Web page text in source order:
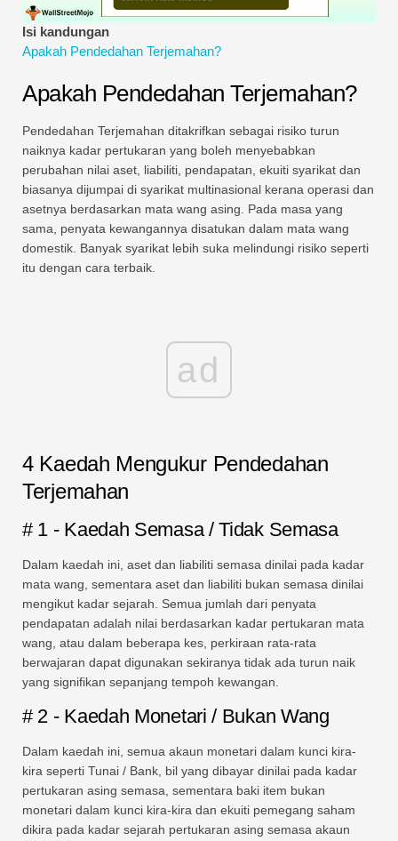
Tutorial Pemodelan Kewangan
Bentuk penuh
Tutorial Pengurusan Risiko
Isi kandungan
Apakah Pendedahan Terjemahan?
Apakah Pendedahan Terjemahan?
Pendedahan Terjemahan ditakrifkan sebagai risiko turun
naiknya kadar pertukaran yang boleh menyebabkan
perubahan nilai aset, liabiliti, pendapatan, ekuiti syarikat dan
biasanya dijumpai di syarikat multinasional kerana operasi dan
asetnya berdasarkan mata wang asing. Pada masa yang
sama, penyata kewangannya disatukan dalam mata wang
domestik. Banyak syarikat lebih suka melindungi risiko seperti
itu dengan cara terbaik.
ad
4 Kaedah Mengukur Pendedahan
Terjemahan
# 1 - Kaedah Semasa / Tidak Semasa
Dalam kaedah ini, aset dan liabiliti semasa dinilai pada kadar
mata wang, sementara aset dan liabiliti bukan semasa dinilai
mengikut kadar sejarah. Semua jumlah dari penyata
pendapatan adalah nilai berdasarkan kadar pertukaran mata
wang, atau dalam beberapa kes, perkiraan rata-rata
berwajaran dapat digunakan sekiranya tidak ada turun naik
yang signifikan sepanjang tempoh kewangan.
# 2 - Kaedah Monetari / Bukan Wang
Dalam kaedah ini, semua akaun monetari dalam kunci kira-
kira seperti Tunai / Bank, bil yang dibayar dinilai pada kadar
pertukaran asing semasa, sementara baki item bukan
monetari dalam kunci kira-kira dan ekuiti pemegang saham
dikira pada kadar sejarah pertukaran asing semasa akaun